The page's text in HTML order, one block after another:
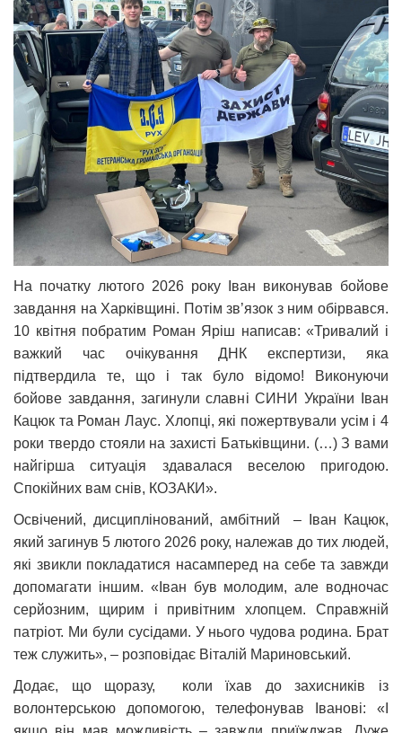
На початку лютого 2026 року Іван виконував бойове
завдання на Харківщині. Потім зв’язок з ним обірвався.
10 квітня побратим Роман Яріш написав: «Тривалий і
важкий час очікування ДНК експертизи, яка
підтвердила те, що і так було відомо! Виконуючи
бойове завдання, загинули славні СИНИ України Іван
Кацюк та Роман Лаус. Хлопці, які пожертвували усім і 4
роки твердо стояли на захисті Батьківщини. (…) З вами
найгірша ситуація здавалася веселою пригодою.
Спокійних вам снів, КОЗАКИ».
Освічений, дисциплінований, амбітний – Іван Кацюк,
який загинув 5 лютого 2026 року, належав до тих людей,
які звикли покладатися насамперед на себе та завжди
допомагати іншим. «Іван був молодим, але водночас
серйозним, щирим і привітним хлопцем. Справжній
патріот. Ми були сусідами. У нього чудова родина. Брат
теж служить», – розповідає Віталій Мариновський.
Додає, що щоразу, коли їхав до захисників із
волонтерською допомогою, телефонував Іванові: «І